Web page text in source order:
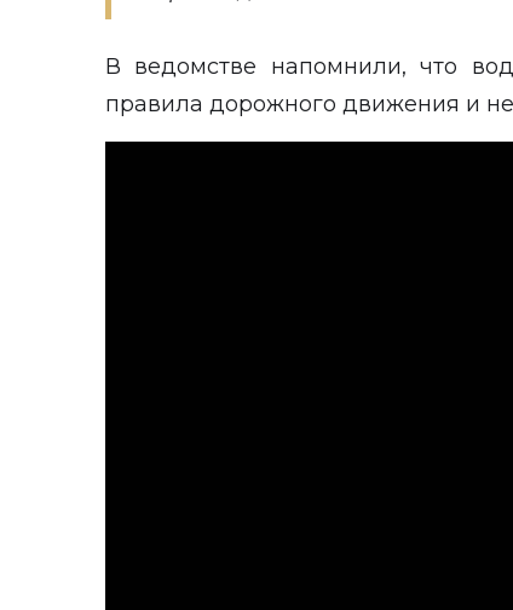
В ведомстве напомнили, что
правила дорожного движения и